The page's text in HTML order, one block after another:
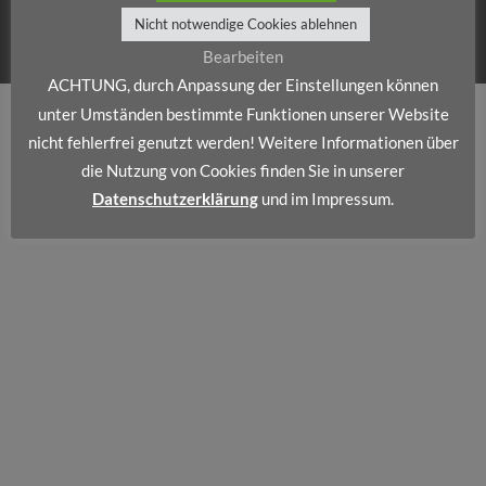
KONTAKT IMPRESSUM
DATENSCHUTZERKLÄRUNG
HINWEISGEBERSYSTEM
AGB – JUNI 2026
Copyright 2026 ©Logistikpark Stollberg GmbH
Nicht notwendige Cookies ablehnen
Bearbeiten
ACHTUNG, durch Anpassung der Einstellungen können
unter Umständen bestimmte Funktionen unserer Website
nicht fehlerfrei genutzt werden! Weitere Informationen über
die Nutzung von Cookies finden Sie in unserer
Datenschutzerklärung und im Impressum.